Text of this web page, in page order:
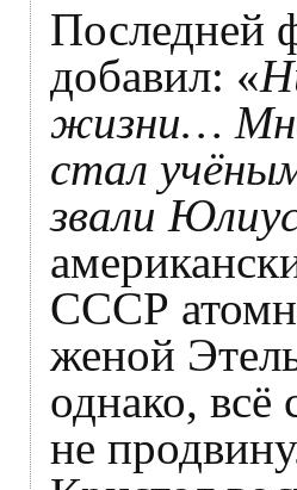
Последней
добавил: «
жизни… Мне
стал
звали
СССР
женой
однако,
не